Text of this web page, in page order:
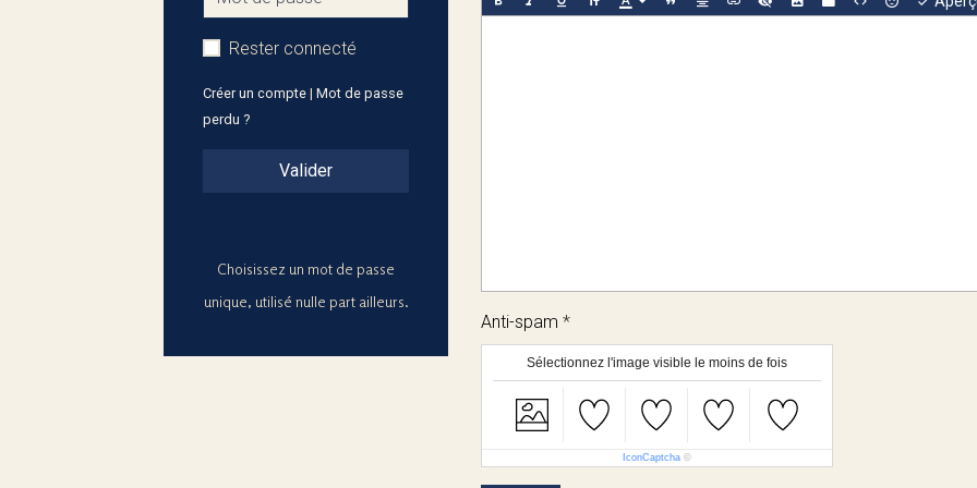
Anti-spam
Sélectionnez l'image visible le moins de fois
IconCaptcha ©
Rester connecté
Créer un compte |Mot de passe
perdu ?
Valider
Choisissez un mot de passe
unique, utilisé nulle part ailleurs.